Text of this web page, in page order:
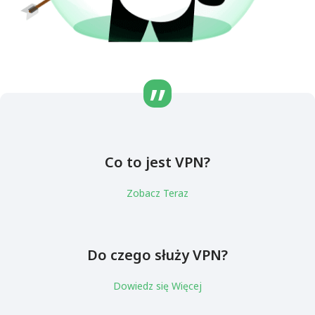
Co to jest VPN?
Zobacz Teraz
Do czego służy VPN?
Dowiedz się Więcej